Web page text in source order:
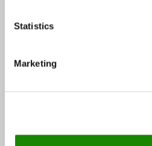
Statistics
Marketing